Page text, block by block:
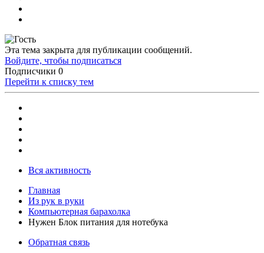
Эта тема закрыта для публикации сообщений.
Войдите, чтобы подписаться
Подписчики 0
Перейти к списку тем
Вся активность
Главная
Из рук в руки
Компьютерная барахолка
Нужен Блок питания для нотебука
Обратная связь